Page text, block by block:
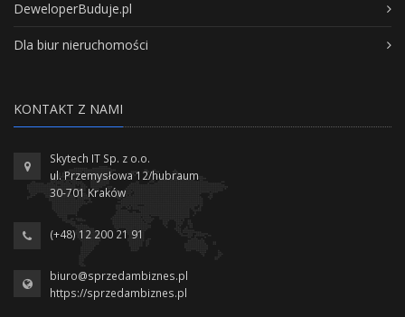
DeweloperBuduje.pl
Dla biur nieruchomości
KONTAKT Z NAMI
Skytech IT Sp. z o.o.
ul. Przemysłowa 12/hubraum
30-701 Kraków
(+48) 12 200 21 91
biuro@sprzedambiznes.pl
https://sprzedambiznes.pl